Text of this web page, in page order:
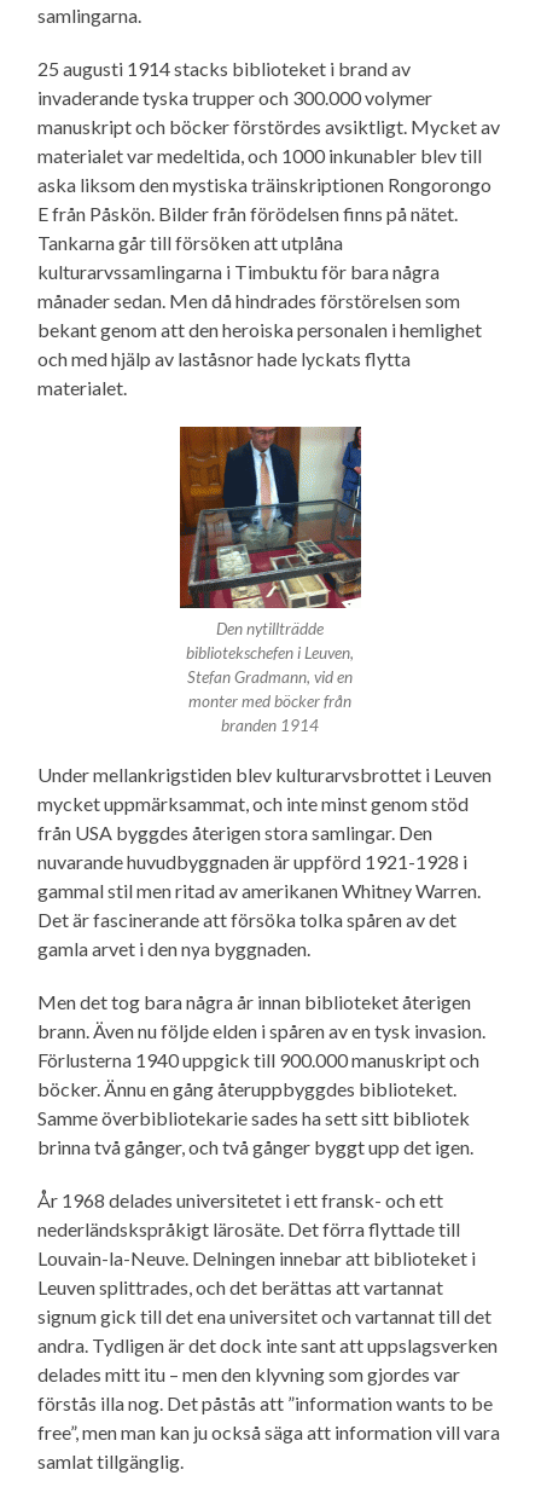
samlingarna.
25 augusti 1914 stacks biblioteket i brand av
invaderande tyska trupper och 300.000 volymer
manuskript och böcker förstördes avsiktligt. Mycket av
materialet var medeltida, och 1000 inkunabler blev till
aska liksom den mystiska träinskriptionen Rongorongo
E från Påskön. Bilder från förödelsen finns på nätet.
Tankarna går till försöken att utplåna
kulturarvssamlingarna i Timbuktu för bara några
månader sedan. Men då hindrades förstörelsen som
bekant genom att den heroiska personalen i hemlighet
och med hjälp av laståsnor hade lyckats flytta
materialet.
Den nytillträdde
bibliotekschefen i Leuven,
Stefan Gradmann, vid en
monter med böcker från
branden 1914
Under mellankrigstiden blev kulturarvsbrottet i Leuven
mycket uppmärksammat, och inte minst genom stöd
från USA byggdes återigen stora samlingar. Den
nuvarande huvudbyggnaden är uppförd 1921-1928 i
gammal stil men ritad av amerikanen Whitney Warren.
Det är fascinerande att försöka tolka spåren av det
gamla arvet i den nya byggnaden.
Men det tog bara några år innan biblioteket återigen
brann. Även nu följde elden i spåren av en tysk invasion.
Förlusterna 1940 uppgick till 900.000 manuskript och
böcker. Ännu en gång återuppbyggdes biblioteket.
Samme överbibliotekarie sades ha sett sitt bibliotek
brinna två gånger, och två gånger byggt upp det igen.
År 1968 delades universitetet i ett fransk- och ett
nederländskspråkigt lärosäte. Det förra flyttade till
Louvain-la-Neuve. Delningen innebar att biblioteket i
Leuven splittrades, och det berättas att vartannat
signum gick till det ena universitet och vartannat till det
andra. Tydligen är det dock inte sant att uppslagsverken
delades mitt itu – men den klyvning som gjordes var
förstås illa nog. Det påstås att ”information wants to be
free”, men man kan ju också säga att information vill vara
samlat tillgänglig.